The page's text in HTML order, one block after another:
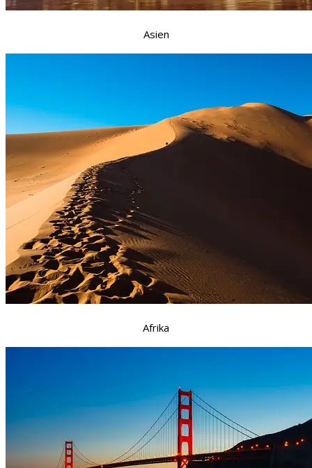
Asien
Afrika